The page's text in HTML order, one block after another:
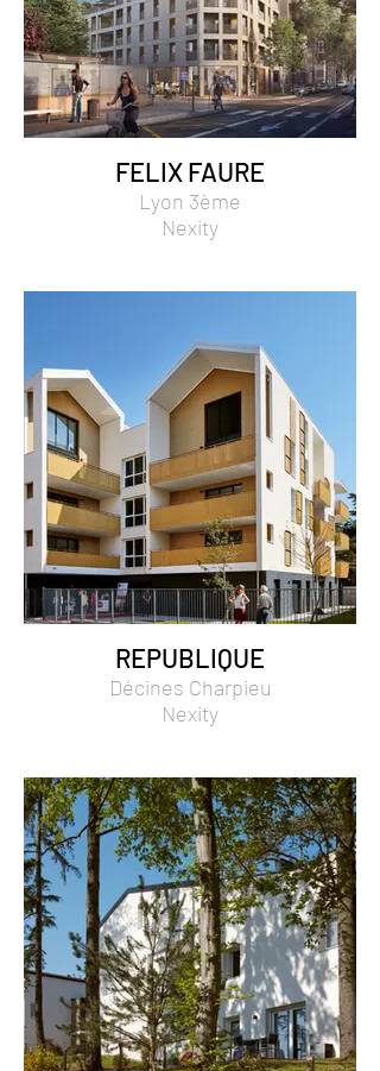
FELIX FAURE
Lyon 3ème
Nexity
REPUBLIQUE
Décines Charpieu
Nexity